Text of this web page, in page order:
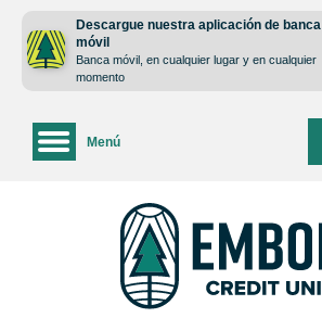
contenido
inicio
Descargue nuestra aplicación de banca
móvil
Banca móvil, en cualquier lugar y en cualquier
momento
Menú